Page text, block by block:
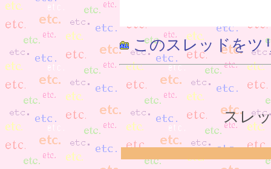
このスレッドをツ
スレ